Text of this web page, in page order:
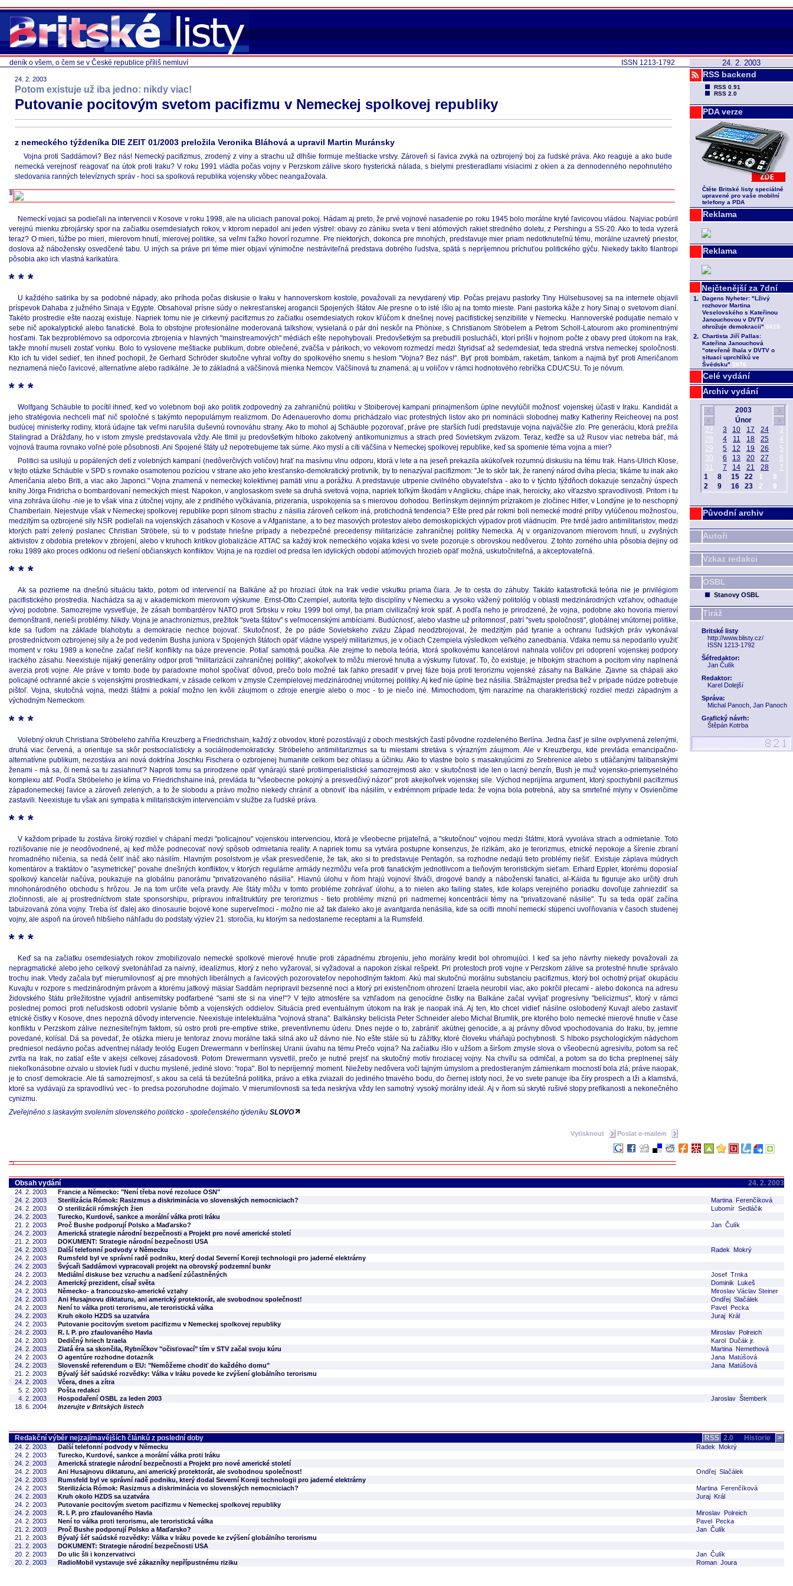
24. 2. 2003
RSS backend
RSS 0.91
RSS 2.0
PDA verze
Čtěte Britské listy speciálně
upravené pro vaše mobilní
telefony a PDA
Reklama
Reklama
Celé vydání
Archiv vydání
Původní archiv
Autoři
Vzkaz redakci
OSBL
Stanovy OSBL
Tiráž
Britské listy
http://www.blisty.cz/
ISSN 1213-1792
Šéfredaktor:
Jan Čulík
Redaktor:
Karel Dolejší
Správa:
Michal Panoch, Jan Panoch
Grafický návrh:
Štěpán Kotrba
ISSN 1213-1792
deník o všem, o čem se v České republice příliš nemluví
24. 2. 2003
Potom existuje už iba jedno: nikdy viac!
Putovanie pocitovým svetom pacifizmu v Nemeckej spolkovej republiky
z nemeckého týždeníka DIE ZEIT 01/2003 preložila Veronika Bláhová a upravil Martin Muránsky
Vojna proti Saddámovi? Bez nás! Nemecký pacifizmus, zrodený z viny a strachu už dlhšie formuje meštiacke vrstvy. Zároveň si ľavica zvyká na ozbrojený boj za ľudské práva. Ako reaguje a ako bude
nemecká verejnosť reagovať na útok proti Iraku? V roku 1991 vládla počas vojny v Perzskom zálive skoro hysterická nálada, s bielymi prestieradlami visiacimi z okien a za dennodenného nepohnutého
sledovania ranných televíznych správ - hoci sa spolková republika vojensky vôbec neangažovala.
Nemeckí vojaci sa podieľali na intervencii v Kosove v roku 1998, ale na uliciach panoval pokoj. Hádam aj preto, že prvé vojnové nasadenie po roku 1945 bolo morálne kryté ľavicovou vládou. Najviac pobúril
verejnú mienku zbrojársky spor na začiatku osemdesiatych rokov, v ktorom nepadol ani jeden výstrel: obavy zo zániku sveta v tieni atómových rakiet stredného doletu, z Pershingu a SS-20. Ako to teda vyzerá
teraz? O mieri, túžbe po mieri, mierovom hnutí, mierovej politike, sa veľmi ťažko hovorí rozumne. Pre niektorých, dokonca pre mnohých, predstavuje mier priam nedotknuteľnú tému, morálne uzavretý priestor,
doslova až nábožensky osvedčené tabu. U iných sa práve pri téme mier objaví výnimočne nestráviteľná predstava dobrého ľudstva, spätá s nepríjemnou príchuťou politického gýču. Niekedy takíto filantropi
pôsobia ako ich vlastná karikatúra.
* * *
U každého satirika by sa podobné nápady, ako príhoda počas diskusie o Iraku v hannoverskom kostole, považovali za nevydarený vtip. Počas prejavu pastorky Tiny Hülsebusovej sa na internete objavil
príspevok Dahaba z južného Sinaja v Egypte. Obsahoval prísne súdy o nekresťanskej arogancii Spojených štátov. Ale presne o to isté išlo aj na tomto mieste. Pani pastorka káže z hory Sinaj o svetovom dianí.
Takéto prostredie ešte naozaj existuje. Napriek tomu nie je cirkevný pacifizmus zo začiatku osemdesiatych rokov kľúčom k dnešnej novej pacifistickej senzibilite v Nemecku. Hannoverské podujatie nemalo v
sebe nič apokalyptické alebo fanatické. Bola to obstojne profesionálne moderovaná talkshow, vysielaná o pár dní neskôr na Phönixe, s Christianom Ströbelem a Petrom Scholl-Latourom ako prominentnými
hosťami. Tak bezproblémovo sa odporcovia zbrojenia v hlavných "mainstreamových" médiách ešte nepohybovali. Predovšetkým sa prebudili poslucháči, ktorí prišli v hojnom počte z obavy pred útokom na Irak,
takže mnohí museli zostať vonku. Bolo to vyslovene meštiacke publikum, dobre oblečené, zväčša v párikoch, vo vekovom rozmedzí medzi štyridsať až sedemdesiat, teda stredná vrstva nemeckej spoločnosti.
Kto ich tu videl sedieť, ten ihneď pochopil, že Gerhard Schröder skutočne vyhral voľby do spolkového snemu s heslom "Vojna? Bez nás!". Byť proti bombám, raketám, tankom a najmä byť proti Američanom
neznamená niečo ľavicové, alternatívne alebo radikálne. Je to základná a väčšinová mienka Nemcov. Väčšinová tu znamená: aj u voličov v rámci hodnotového rebríčka CDU/CSU. To je nóvum.
* * *
Wolfgang Schäuble to pocítil ihneď, keď vo volebnom boji ako politik zodpovedný za zahraničnú politiku v Stoiberovej kampani prinajmenšom úplne nevylúčil možnosť vojenskej účasti v Iraku. Kandidát a
jeho stratégovia nechceli mať nič spoločné s takýmto nepopulárnym realizmom. Do Adenauerovho domu prichádzalo viac protestných listov ako pri nominácii slobodnej matky Katheriny Reicheovej na post
budúcej ministerky rodiny, ktorá údajne tak veľmi narušila duševnú rovnováhu strany. Ako to mohol aj Schäuble pozorovať, práve pre starších ľudí predstavuje vojna najväčšie zlo. Pre generáciu, ktorá prežila
Stalingrad a Drážďany, ho v istom zmysle predstavovala vždy. Ale tlmil ju predovšetkým hlboko zakotvený antikomunizmus a strach pred Sovietskym zväzom. Teraz, keďže sa už Rusov viac netreba báť, má
vojnová trauma rovnako voľné pole pôsobnosti. Ani Spojené štáty už nepotrebujeme tak súrne. Ako myslí a cíti väčšina v Nemeckej spolkovej republike, keď sa spomenie téma vojna a mier?
Politici sa usilujú u popálených detí z volebných kampaní (nedôverčivých voličov) hrať na masívnu vlnu odporu, ktorá v lete a na jeseň prekazila akúkoľvek rozumnú diskusiu na tému Irak. Hans-Ulrich Klose,
v tejto otázke Schäuble v SPD s rovnako osamotenou pozíciou v strane ako jeho kresťansko-demokratický protivník, by to nenazýval pacifizmom: "Je to skôr tak, že ranený národ dvíha plecia; tikáme tu inak ako
Američania alebo Briti, a viac ako Japonci." Vojna znamená v nemeckej kolektívnej pamäti vinu a porážku. A predstavuje utrpenie civilného obyvateľstva - ako to v týchto týždňoch dokazuje senzačný úspech
knihy Jörga Fridricha o bombardovaní nemeckých miest. Napokon, v anglosaskom svete sa druhá svetová vojna, napriek toľkým škodám v Anglicku, chápe inak, heroicky, ako víťazstvo spravodlivosti. Pritom i tu
vina zohráva úlohu -nie je to však vina z útočnej vojny, ale z pridlhého vyčkávania, prizerania, uspokojenia sa s mierovou dohodou. Berlínskym dejinným prízrakom je zločinec Hitler, v Londýne je to neschopný
Chamberlain. Nejestvuje však v Nemeckej spolkovej republike popri silnom strachu z násilia zároveň celkom iná, protichodná tendencia? Ešte pred pár rokmi boli nemecké modré prilby vylúčenou možnosťou,
medzitým sa ozbrojené sily NSR podieľali na vojenských zásahoch v Kosove a v Afganistane, a to bez masových protestov alebo demoskopických výpadov proti vládnucim. Pre tvrdé jadro antimilitaristov, medzi
ktorých patrí zelený poslanec Christian Ströbele, sú to v podstate hriešne prípady a nebezpečné precedensy militarizácie zahraničnej politiky Nemecka. Aj v organizovanom mierovom hnutí, u zvyšných
aktivistov z obdobia pretekov v zbrojení, alebo v kruhoch kritikov globalizácie ATTAC sa každý krok nemeckého vojaka kdesi vo svete pozoruje s obrovskou nedôverou. Z tohto zorného uhla pôsobia dejiny od
roku 1989 ako proces odklonu od riešení občianskych konfliktov. Vojna je na rozdiel od predsa len idylických období atómových hrozieb opäť možná, uskutočniteľná, a akceptovateľná.
* * *
Ak sa pozrieme na dnešnú situáciu takto, potom od intervencií na Balkáne až po hroziaci útok na Irak vedie vskutku priama čiara. Je to cesta do záhuby. Takáto katastrofická teória nie je privilégiom
pacifistického prostredia. Nachádza sa aj v akademickom mierovom výskume. Ernst-Otto Czempiel, autorita tejto disciplíny v Nemecku a vysoko vážený politológ v oblasti medzinárodných vzťahov, odhaduje
vývoj podobne. Samozrejme vysvetľuje, že zásah bombardérov NATO proti Srbsku v roku 1999 bol omyl, ba priam civilizačný krok späť. A podľa neho je prirodzené, že vojna, podobne ako hovoria mieroví
demonštranti, nerieši problémy. Nikdy. Vojna je anachronizmus, prežitok "sveta štátov" s veľmocenskými ambíciami. Budúcnosť, alebo vlastne už prítomnosť, patrí "svetu spoločnosti", globálnej vnútornej politike,
kde sa ľuďom na základe blahobytu a demokracie nechce bojovať. Skutočnosť, že po páde Sovietskeho zväzu Západ neodzbrojoval, že medzitým pád tyranie a ochranu ľudských práv vykonával
prostredníctvom ozbrojenej sily a že pod vedením Busha juniora v Spojených štátoch opäť vládne vyspelý militarizmus, je v očiach Czempiela výsledkom veľkého zanedbania. Vďaka nemu sa nepodarilo využiť
moment v roku 1989 a konečne začať riešiť konflikty na báze prevencie. Potiaľ samotná poučka. Ale zrejme to nebola teória, ktorá spolkovému kancelárovi nahnala voličov pri odoprení vojenskej podpory
irackého zásahu. Neexistuje nijaký generálny odpor proti "militarizácii zahraničnej politiky", akokoľvek to môžu mierové hnutia a výskumy ľutovať. To, čo existuje, je hlbokým strachom a pocitom viny naplnená
averzia proti vojne. Ale práve v tomto bode by paradoxne mohol spočívať dôvod, prečo bolo možné tak ľahko presadiť v prvej fáze boja proti terorizmu vojenské zásahy na Balkáne. Zjavne sa chápali ako
policajné ochranné akcie s vojenskými prostriedkami, v zásade celkom v zmysle Czempielovej medzinárodnej vnútornej politiky. Aj keď nie úplne bez násilia. Strážmajster predsa tiež v prípade núdze potrebuje
pištoľ. Vojna, skutočná vojna, medzi štátmi a pokiaľ možno len kvôli záujmom o zdroje energie alebo o moc - to je niečo iné. Mimochodom, tým narazíme na charakteristický rozdiel medzi západným a
východným Nemeckom.
* * *
Volebný okruh Christiana Ströbeleho zahŕňa Kreuzberg a Friedrichshain, každý z obvodov, ktoré pozostávajú z oboch mestských častí pôvodne rozdeleného Berlína. Jedna časť je silne ovplyvnená zelenými,
druhá viac červená, a orientuje sa skôr postsocialisticky a sociálnodemokraticky. Ströbeleho antimilitarizmus sa tu miestami stretáva s výrazným záujmom. Ale v Kreuzbergu, kde prevláda emancipačno-
alternatívne publikum, nezostáva ani nová doktrína Joschku Fischera o ozbrojenej humanite celkom bez ohlasu a účinku. Ako to vlastne bolo s masakrujúcimi zo Srebrenice alebo s utláčanými talibanskými
ženami - má sa, či nemá sa tu zasiahnuť? Naproti tomu sa prirodzene opäť vynárajú staré protiimperialistické samozrejmosti ako: v skutočnosti ide len o lacný benzín, Bush je muž vojensko-priemyselného
komplexu atď. Podľa Ströbeleho je klíma vo Friedrichshaine iná, prevláda tu "všeobecne pokojný a presvedčivý názor" proti akejkoľvek vojenskej sile. Východ neprijíma argument, ktorý spochybnil pacifizmus
západonemeckej ľavice a zároveň zelených, a to že slobodu a právo možno niekedy chrániť a obnoviť iba násilím, v extrémnom prípade teda: že vojna bola potrebná, aby sa smrteľné mlyny v Osvienčime
zastavili. Neexistuje tu však ani sympatia k militaristickým intervenciám v službe za ľudské práva.
* * *
V každom prípade tu zostáva široký rozdiel v chápaní medzi "policajnou" vojenskou intervenciou, ktorá je všeobecne prijateľná, a "skutočnou" vojnou medzi štátmi, ktorá vyvoláva strach a odmietanie. Toto
rozlišovanie nie je neodôvodnené, aj keď môže podnecovať nový spôsob odmietania reality. A napriek tomu sa vytvára postupne konsenzus, že rizikám, ako je terorizmus, etnické nepokoje a šírenie zbraní
hromadného ničenia, sa nedá čeliť ináč ako násilím. Hlavným posolstvom je však presvedčenie, že tak, ako si to predstavuje Pentagón, sa rozhodne nedajú tieto problémy riešiť. Existuje záplava múdrych
komentárov a traktátov o "asymetrickej" povahe dnešných konfliktov, v ktorých regulárne armády nezmôžu veľa proti fanatickým jednotlivcom a tieňovým teroristickým sieťam. Erhard Eppler, ktorému doposiaľ
spolkový kancelár načúva, poukazuje na globálnu panorámu "privatizovaného násilia". Hlavnú úlohu v ňom hrajú vojnoví štváči, drogové bandy a náboženskí fanatici, al-Káida tu figuruje ako určitý druh
mnohonárodného obchodu s hrôzou. Je na tom určite veľa pravdy. Ale štáty môžu v tomto probléme zohrávať úlohu, a to nielen ako failing states, kde kolaps verejného poriadku dovoľuje zahniezdiť sa
zločinnosti, ale aj prostredníctvom state sponsorshipu, prípravou infraštruktúry pre terorizmus - tieto problémy miznú pri nadmernej koncentrácii témy na "privatizované násilie". Tu sa teda opäť začína
tabuizovaná zóna vojny. Treba ísť ďalej ako dinosaurie bojové kone superveľmoci - možno nie až tak ďaleko ako je avantgarda nenásilia, kde sa ocitli mnohí nemeckí stúpenci uvoľňovania v časoch studenej
vojny, ale aspoň na úroveň hlbšieho náhľadu do podstaty výziev 21. storočia, ku ktorým sa nedostaneme receptami a la Rumsfeld.
* * *
Keď sa na začiatku osemdesiatych rokov zmobilizovalo nemecké spolkové mierové hnutie proti západnému zbrojeniu, jeho morálny kredit bol ohromujúci. I keď sa jeho návrhy niekedy považovali za
nepragmatické alebo jeho celkový svetonáhľad za naivný, idealizmus, ktorý z neho vyžaroval, si vyžadoval a napokon získal rešpekt. Pri protestoch proti vojne v Perzskom zálive sa protestné hnutie správalo
trochu inak. Vtedy začala byť mierumilovnosť aj pre mnohých liberálnych a ľavicových pozorovateľov nepohodlným faktom. Akú mal skutočnú morálnu substanciu pacifizmus, ktorý bol ochotný prijať okupáciu
Kuvajtu v rozpore s medzinárodným právom a ktorému jatkový mäsiar Saddám nepripravil bezsenné noci a ktorý pri existenčnom ohrození Izraela neurobil viac, ako pokrčil plecami - alebo dokonca na adresu
židovského štátu príležitostne vyjadril antisemitsky podfarbené "sami ste si na vine!"? V tejto atmosfére sa vzhľadom na genocídne čistky na Balkáne začal vyvíjať progresívny "belicizmus", ktorý v rámci
poslednej pomoci proti neľudskosti odobril vyslanie bômb a vojenských oddielov. Situácia pred eventuálnym útokom na Irak je naopak iná. Aj ten, kto chcel vidieť násilne oslobodený Kuvajt alebo zastaviť
etnické čistky v Kosove, dnes nepozná dôvody intervencie. Neexistuje intelektuálna "vojnová strana". Balkánsky belicista Peter Schneider alebo Michal Brumlik, pre ktorého bolo nemecké mierové hnutie v čase
konfliktu v Perzskom zálive neznesiteľným faktom, sú ostro proti pre-emptive strike, preventívnemu úderu. Dnes nejde o to, zabrániť akútnej genocíde, a aj právny dôvod vpochodovania do Iraku, by, jemne
povedané, kolísal. Dá sa povedať, že otázka mieru je tentoraz znovu morálne taká silná ako už dávno nie. No ešte stále sú tu zážitky, ktoré človeku vháňajú pochybnosti. S hlboko psychologickým nádychom
predniesol nedávno počas adventnej nálady teológ Eugen Drewermann v berlínskej Uranii úvahu na tému Prečo vojna? Na začiatku išlo v užšom a širšom zmysle slova o všeobecnú agresivitu, potom sa reč
zvrtla na Irak, no zatiaľ ešte v akejsi celkovej zásadovosti. Potom Drewermann vysvetlil, prečo je nutné prejsť na skutočný motív hroziacej vojny. Na chvíľu sa odmlčal, a potom sa do ticha preplnenej sály
niekoľkonásobne ozvalo u stoviek ľudí v duchu myslené, jediné slovo: "ropa". Bol to nepríjemný moment. Niežeby nedôvera voči tajným úmyslom a predostieraným zámienkam mocností bola zlá; práve naopak,
je to cnosť demokracie. Ale tá samozrejmosť, s akou sa celá tá bezútešná politika, právo a etika zviazali do jediného tmavého bodu, do čiernej istoty noci, že vo svete panuje iba číry prospech a lži a klamstvá,
ktoré sa vydávajú za spravodlivú vec - to predsa pozoruhodne dojímalo. V mierumilovnosti sa teda neskrýva vždy len samotný vysoký morálny ideál. Aj v ňom sú skryté rušivé stopy prefíkanosti a nekonečného
cynizmu.
Zveřejněno s laskavým svolením slovenského politicko - společenského týdeníku SLOVO
Vytisknout Poslat e-mailem
Obsah vydání 24. 2. 2003
24. 2. 2003
Francie a Německo: "Není třeba nové rezoluce OSN"
24. 2. 2003
Sterilizácia Rómok: Rasizmus a diskriminácia vo slovenských nemocniciach?
Martina Ferenčíková
24. 2. 2003
O sterilizácii rómských žien
Lubomír Sedláčik
24. 2. 2003
Turecko, Kurdové, sankce a morální válka proti Iráku
21. 2. 2003
Proč Bushe podporují Polsko a Maďarsko?
Jan Čulík
24. 2. 2003
Americká strategie národní bezpečnosti a Projekt pro nové americké století
21. 2. 2003
DOKUMENT: Strategie národní bezpečnosti USA
24. 2. 2003
Další telefonní podvody v Německu
Radek Mokrý
24. 2. 2003
Rumsfeld byl ve správní radě podniku, který dodal Severní Koreji technologii pro jaderné elektrárny
24. 2. 2003
Švýcaři Saddámovi vypracovali projekt na obrovský podzemní bunkr
24. 2. 2003
Mediální diskuse bez vzruchu a nadšení zúčastněných
Josef Trnka
24. 2. 2003
Americký prezident, císař světa
Dominik Lukeš
24. 2. 2003
Německo- a francouzsko-americké vztahy
Miroslav Václav Steiner
24. 2. 2003
Ani Husajnovu diktaturu, ani americký protektorát, ale svobodnou společnost!
Ondřej Slačálek
24. 2. 2003
Není to válka proti terorismu, ale teroristická válka
Pavel Pecka
24. 2. 2003
Kruh okolo HZDS sa uzatvára
Juraj Král
24. 2. 2003
Putovanie pocitovým svetom pacifizmu v Nemeckej spolkovej republiky
24. 2. 2003
R. I. P. pro zfaulovaného Havla
Miroslav Polreich
24. 2. 2003
Dedičný hriech Izraela
Karol Dučák jr.
24. 2. 2003
Zlatá éra sa skončila, Rybníčkov "očisťovací" tím v STV začal svoju kúru
Martina Nemethová
24. 2. 2003
O agentúre rozhodne dotazník
Jana Matúšová
24. 2. 2003
Slovenské referendum o EU: "Nemôžeme chodiť do každého domu"
Jana Matúšová
21. 2. 2003
Bývalý šéf saúdské rozvědky: Válka v Iráku povede ke zvýšení globálního terorismu
24. 2. 2003
Včera, dnes a zítra
5. 2. 2003
Pošta redakci
4. 2. 2003
Hospodaření OSBL za leden 2003
Jaroslav Štemberk
18. 6. 2004
Inzerujte v Britských listech
Redakční výběr nejzajímavějších článků z poslední doby RSS 2.0 Historie >
24. 2. 2003 Další telefonní podvody v Německu
Radek Mokrý
24. 2. 2003
Turecko, Kurdové, sankce a morální válka proti Iráku
24. 2. 2003
Americká strategie národní bezpečnosti a Projekt pro nové americké století
24. 2. 2003
Ani Husajnovu diktaturu, ani americký protektorát, ale svobodnou společnost!
Ondřej Slačálek
24. 2. 2003
Rumsfeld byl ve správní radě podniku, který dodal Severní Koreji technologii pro jaderné elektrárny
24. 2. 2003
Sterilizácia Rómok: Rasizmus a diskriminácia vo slovenských nemocniciach?
Martina Ferenčíková
24. 2. 2003
Kruh okolo HZDS sa uzatvára
Juraj Král
24. 2. 2003
Putovanie pocitovým svetom pacifizmu v Nemeckej spolkovej republiky
24. 2. 2003
R. I. P. pro zfaulovaného Havla
Miroslav Polreich
24. 2. 2003
Není to válka proti terorismu, ale teroristická válka
Pavel Pecka
21. 2. 2003
Proč Bushe podporují Polsko a Maďarsko?
Jan Čulík
21. 2. 2003
Bývalý šéf saúdské rozvědky: Válka v Iráku povede ke zvýšení globálního terorismu
21. 2. 2003
DOKUMENT: Strategie národní bezpečnosti USA
20. 2. 2003
Do ulic šli i konzervativci
Jan Čulík
20. 2. 2003
RadioMobil vystavuje své zákazníky nepřípustnému riziku Roman Joura